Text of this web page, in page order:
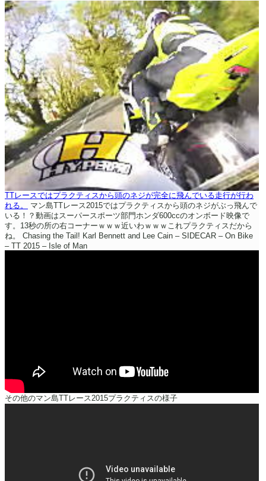
TTレースではプラクティスから頭のネジが完全に飛んでいる走行が行わ
れる。
マン島TTレース2015ではプラクティスから頭のネジがぶっ飛んで
いる！？動画はスーパースポーツ部門ホンダ600ccのオンボード映像で
す。13秒の所の右コーナーｗｗｗ近いわｗｗｗこれプラクティスだから
ね。
Chasing the Tail! Karl Bennett and Lee Cain – SIDECAR – On Bike
– TT 2015 – Isle of Man
その他のマン島TTレース2015プラクティスの様子